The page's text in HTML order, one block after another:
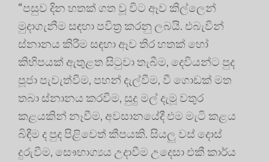
“පසුව දින හතක්‌ ගත වූ විට ඈව කිල්ලෙන්
මුදාගැනීම සඳහා පවිත්‍ර කරනු ලබයි. එබැවින්
ස්‌නානය කිරීම සඳහා ඈව තිර හතක්‌ හෝ
කිහිපයක්‌ ඇතුළත සිටුවා තැබීම, දෙවියන්ට පුද
පූජා පැවැත්වීම, පහන් දැල්වීම, වී ගොඩක්‌ මත
තබා ස්‌නානය කරවීම, සුදු මල් දැමූ වතුර
කළයකින් නෑවීම, අවසානයේදී එම මැටි කළය
බිඳීම ද පුද පිළිවෙත් කීපයකි. සියලු වස්‌ දොස්‌
දුරුවීම, සෞභාග්‍යය උදාවීම උදෙසා එකී කාර්ය